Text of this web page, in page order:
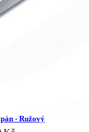
- Ružový